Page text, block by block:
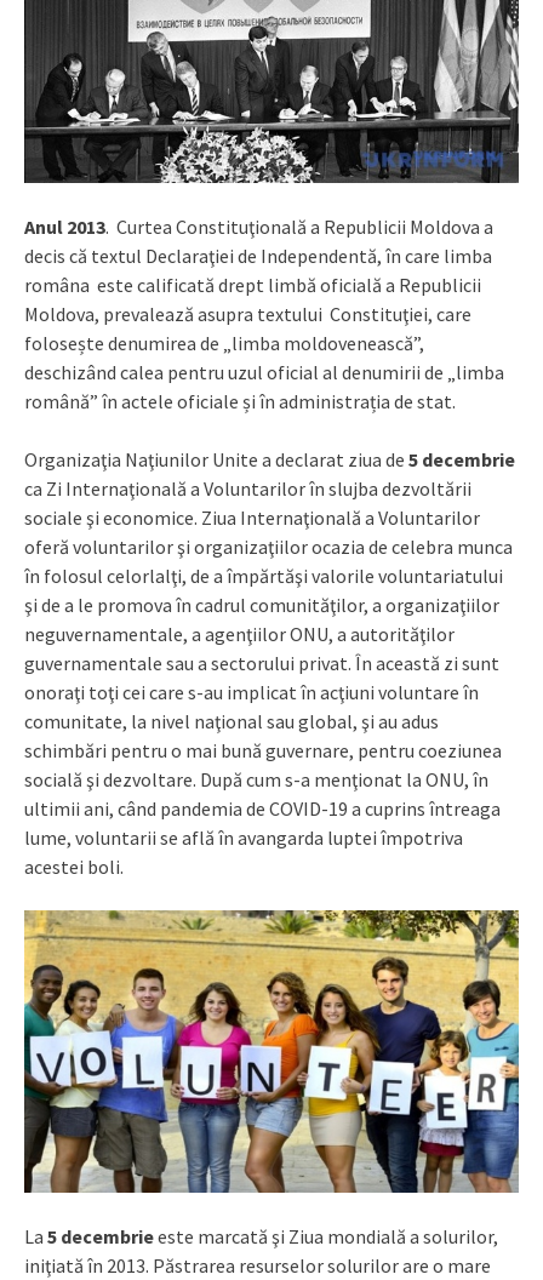
Anul 2013. Curtea Constituţională a Republicii Moldova a
decis că textul Declaraţiei de Independentă, în care limba
româna este calificată drept limbă oficială a Republicii
Moldova, prevalează asupra textului Constituţiei, care
folosește denumirea de „limba moldovenească”,
deschizând calea pentru uzul oficial al denumirii de „limba
română” în actele oficiale și în administrația de stat.
Organizaţia Naţiunilor Unite a declarat ziua de 5 decembrie
ca Zi Internaţională a Voluntarilor în slujba dezvoltării
sociale şi economice. Ziua Internaţională a Voluntarilor
oferă voluntarilor şi organizaţiilor ocazia de celebra munca
în folosul celorlalţi, de a împărtăşi valorile voluntariatului
şi de a le promova în cadrul comunităţilor, a organizaţiilor
neguvernamentale, a agenţiilor ONU, a autorităţilor
guvernamentale sau a sectorului privat. În această zi sunt
onoraţi toţi cei care s-au implicat în acţiuni voluntare în
comunitate, la nivel naţional sau global, şi au adus
schimbări pentru o mai bună guvernare, pentru coeziunea
socială şi dezvoltare. După cum s-a menţionat la ONU, în
ultimii ani, când pandemia de COVID-19 a cuprins întreaga
lume, voluntarii se află în avangarda luptei împotriva
acestei boli.
La 5 decembrieeste marcată şi Ziua mondială a solurilor,
iniţiată în 2013. Păstrarea resurselor solurilor are o mare